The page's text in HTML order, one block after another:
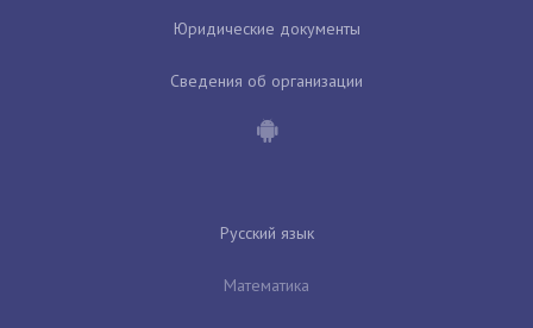
Юридические документы
Сведения об организации
Русский язык
Математика